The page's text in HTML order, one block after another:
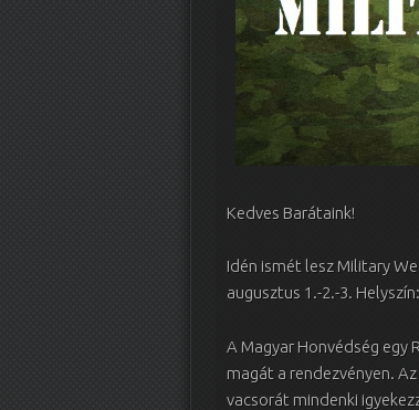
Kedves Barátaink!
Idén ismét lesz Military
augusztus 1.-2.-3.
A Magyar Honvédség egy
magát a rendezvényen.
vacsorát mindenki